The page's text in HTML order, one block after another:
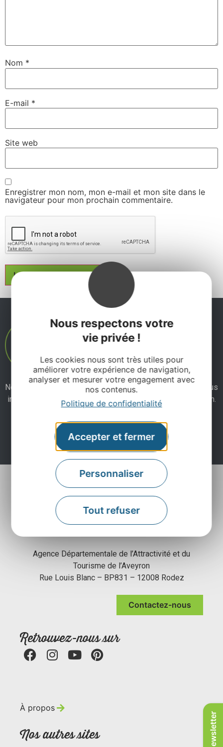
Nous respectons votre
vie privée !
Les cookies nous sont très utiles pour
améliorer votre expérience de navigation,
analyser et mesurer votre engagement avec
nos contenus.
Politique de confidentialité
Accepter et fermer
Personnaliser
Tout refuser
Nom *
E-mail *
Site web
Enregistrer mon nom, mon e-mail et mon site dans le
navigateur pour mon prochain commentaire.
Ne manquez pas notre newsletter mensuelle et laissez-vous
inspirer pour profiter pleinement de votre séjour en Aveyron.
Je m'abonne ici
Agence Départementale de l’Attractivité et du
Tourisme de l’Aveyron
Rue Louis Blanc – BP831 – 12008 Rodez
Contactez-nous
Retrouvez-nous sur
À propos
Nos autres sites Newsletter